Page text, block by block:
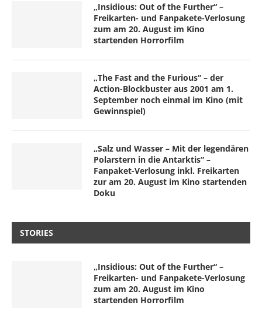
„Insidious: Out of the Further“ –
Freikarten- und Fanpakete-Verlosung
zum am 20. August im Kino
startenden Horrorfilm
„The Fast and the Furious“ – der
Action-Blockbuster aus 2001 am 1.
September noch einmal im Kino (mit
Gewinnspiel)
„Salz und Wasser – Mit der legendären
Polarstern in die Antarktis“ –
Fanpaket-Verlosung inkl. Freikarten
zur am 20. August im Kino startenden
Doku
STORIES
„Insidious: Out of the Further“ –
Freikarten- und Fanpakete-Verlosung
zum am 20. August im Kino
startenden Horrorfilm